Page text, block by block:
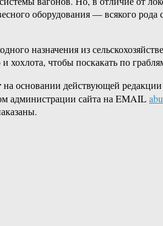
оборудования — всякого рода
назначения из
чтобы поскакать по
на основании действующей редакции
администрации сайта на EMAIL